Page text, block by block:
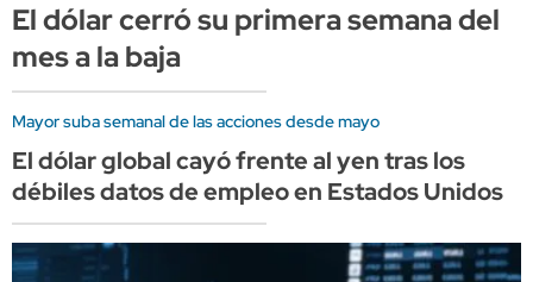
El dólar cerró su primera semana del
mes a la baja
Mayor suba semanal de las acciones desde mayo
El dólar global cayó frente al yen tras los
débiles datos de empleo en Estados Unidos